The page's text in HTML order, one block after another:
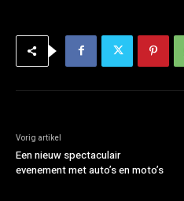
Vorig artikel
Een nieuw spectaculair
evenement met auto’s en moto’s